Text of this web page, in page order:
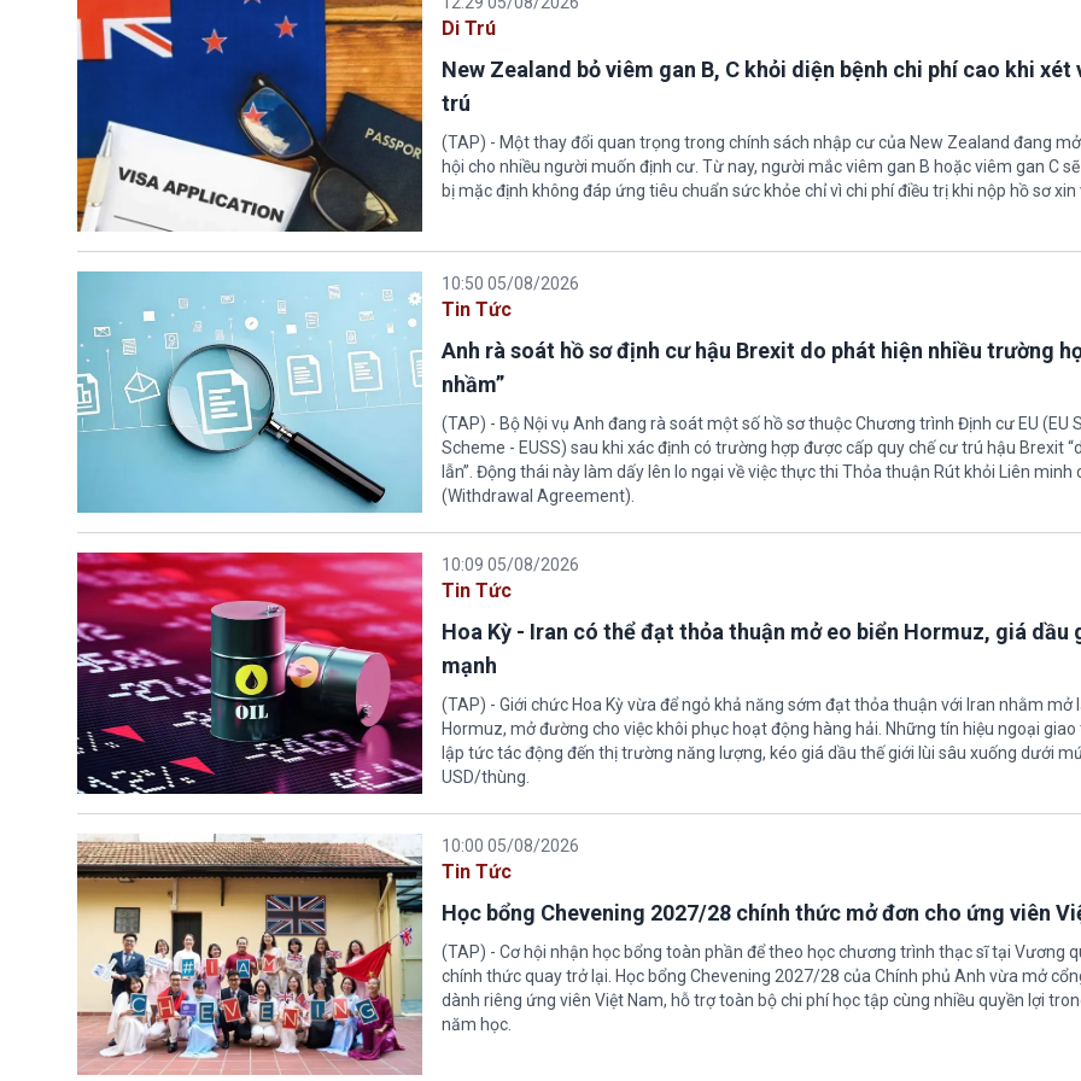
Di Trú
New Zealand bỏ viêm gan B, C khỏi diện bệnh chi phí cao khi xét
trú
(TAP) - Một thay đổi quan trọng trong chính sách nhập cư của New Zealand đang
hội cho nhiều người muốn định cư. Từ nay, người mắc viêm gan B hoặc viêm gan C
bị mặc định không đáp ứng tiêu chuẩn sức khỏe chỉ vì chi phí điều trị khi nộp hồ sơ xin
10:50 05/08/2026
Tin Tức
Anh rà soát hồ sơ định cư hậu Brexit do phát hiện nhiều trường
nhầm”
(TAP) - Bộ Nội vụ Anh đang rà soát một số hồ sơ thuộc Chương trình Định cư EU (EU
Scheme - EUSS) sau khi xác định có trường hợp được cấp quy chế cư trú hậu Brexit
lẫn”. Động thái này làm dấy lên lo ngại về việc thực thi Thỏa thuận Rút khỏi Liên minh
(Withdrawal Agreement).
10:09 05/08/2026
Tin Tức
Hoa Kỳ - Iran có thể đạt thỏa thuận mở eo biển Hormuz, giá dầu
mạnh
(TAP) - Giới chức Hoa Kỳ vừa để ngỏ khả năng sớm đạt thỏa thuận với Iran nhằm mở
Hormuz, mở đường cho việc khôi phục hoạt động hàng hải. Những tín hiệu ngoại
lập tức tác động đến thị trường năng lượng, kéo giá dầu thế giới lùi sâu xuống dưới
USD/thùng.
10:00 05/08/2026
Tin Tức
Học bổng Chevening 2027/28 chính thức mở đơn cho ứng viên
(TAP) - Cơ hội nhận học bổng toàn phần để theo học chương trình thạc sĩ tại Vương
chính thức quay trở lại. Học bổng Chevening 2027/28 của Chính phủ Anh vừa mở
dành riêng ứng viên Việt Nam, hỗ trợ toàn bộ chi phí học tập cùng nhiều quyền lợi
năm học.